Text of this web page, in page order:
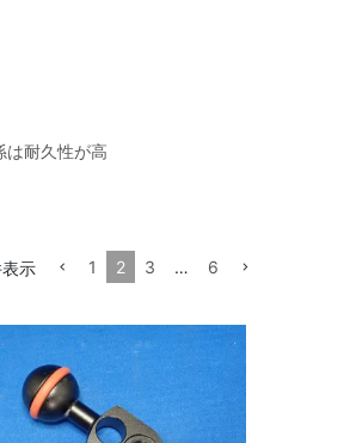
は耐久性が高
示 1 2 3 … 6